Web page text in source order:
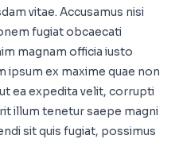
vitae. Accusamus nisi
fugiat obcaecati
magnam officia iusto
ipsum ex maxime quae non
ea expedita velit, corrupti
illum tenetur saepe magni
sit quis fugiat, possimus